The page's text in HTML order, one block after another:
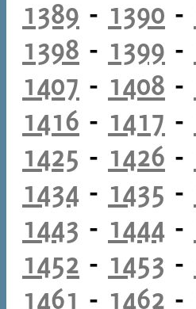
1389 - 1390 -
1398 - 1399 -
1407 - 1408 -
1416 - 1417 -
1425 - 1426 -
1434 - 1435 -
1443 - 1444 -
1452 - 1453 -
1461 - 1462 -